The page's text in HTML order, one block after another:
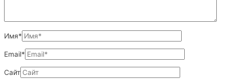
Имя*
Email*
Сайт